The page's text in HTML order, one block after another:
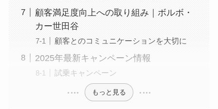
顧客満足度向上への取り組み｜ボルボ・
カー世田谷
顧客とのコミュニケーションを大切に
2025年最新キャンペーン情報
試乗キャンペーン
もっと見る